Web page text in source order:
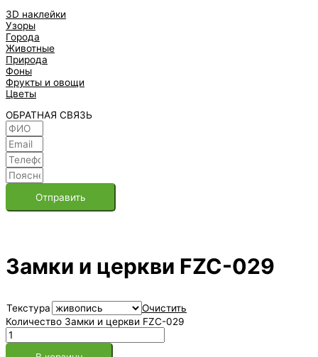
3D наклейки
Узоры
Города
Животные
Природа
Фоны
Фрукты и овощи
Цветы
ОБРАТНАЯ СВЯЗЬ
Отправить
Замки и церкви FZC-029
Текстура
Очистить
Количество Замки и церкви FZC-029